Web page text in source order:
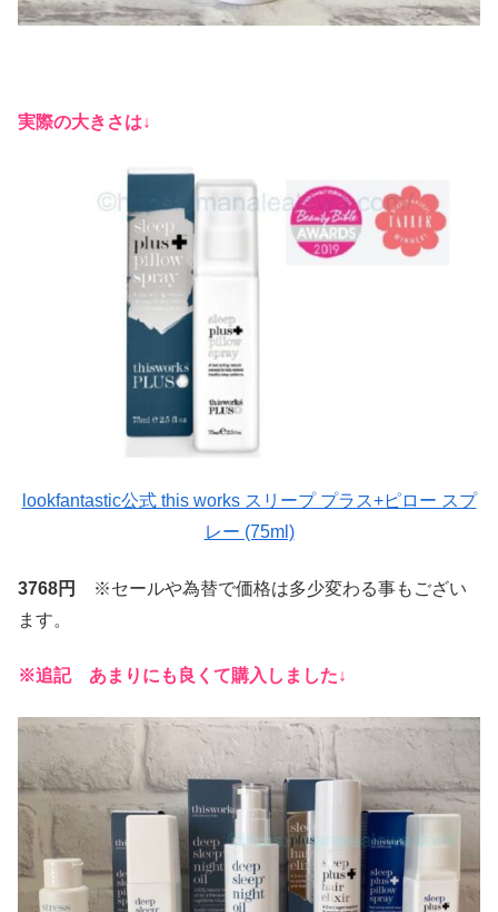
実際の大きさは↓
lookfantastic公式 this works スリープ プラス+ピロー スプ
レー (75ml)
3768円
※セールや為替で価格は多少変わる事もござい
ます。
※追記 あまりにも良くて購入しました↓